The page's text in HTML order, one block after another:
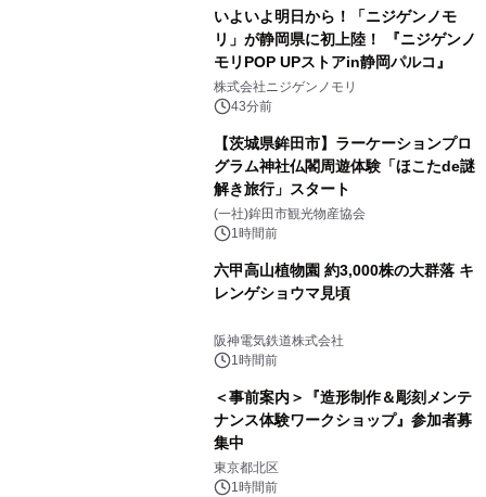
いよいよ明日から！「ニジゲンノモ
リ」が静岡県に初上陸！ 『ニジゲンノ
モリPOP UPストアin静岡パルコ』
株式会社ニジゲンノモリ
43分前
【茨城県鉾田市】ラーケーションプロ
グラム神社仏閣周遊体験「ほこたde謎
解き旅行」スタート
(一社)鉾田市観光物産協会
1時間前
六甲高山植物園 約3,000株の大群落 キ
レンゲショウマ見頃
阪神電気鉄道株式会社
1時間前
＜事前案内＞『造形制作＆彫刻メンテ
ナンス体験ワークショップ』参加者募
集中
東京都北区
1時間前